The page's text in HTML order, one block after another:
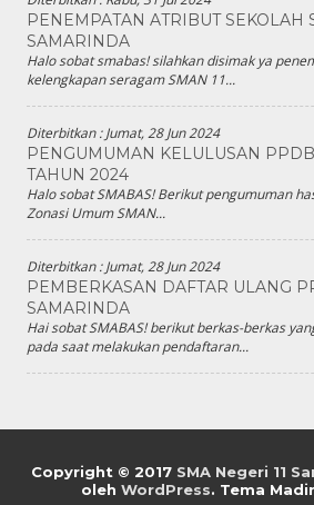
PENEMPATAN ATRIBUT SEKOLAH
SAMARINDA
Halo sobat smabas! silahkan disimak ya
kelengkapan seragam SMAN 11...
Diterbitkan :Jumat, 28 Jun 2024
PENGUMUMAN KELULUSAN
TAHUN 2024
Halo sobat SMABAS! Berikut pengumuman
Zonasi Umum SMAN...
Diterbitkan :Jumat, 28 Jun 2024
PEMBERKASAN DAFTAR ULANG
SAMARINDA
Hai sobat SMABAS! berikut berkas-berkas
pada saat melakukan pendaftaran...
Copyright © 2017 SMA Negeri 11
oleh WordPress. Tema